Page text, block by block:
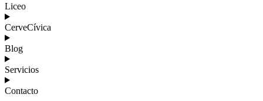
Liceo
CerveCívica
Blog
Servicios
Contacto